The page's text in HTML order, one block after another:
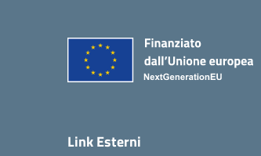
Link Esterni